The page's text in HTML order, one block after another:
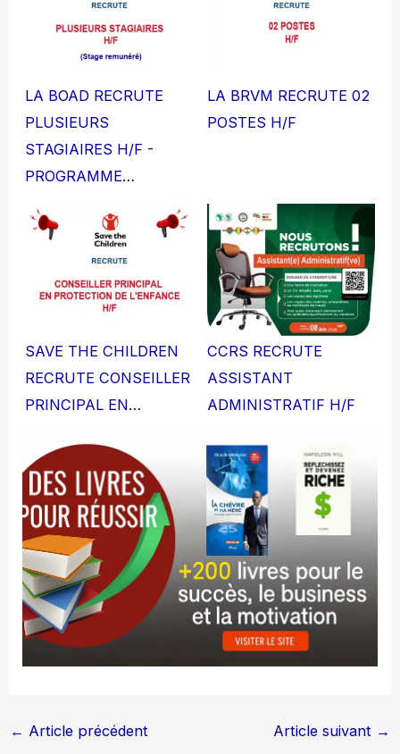
LA BOAD RECRUTE
PLUSIEURS
STAGIAIRES H/F -
PROGRAMME…
LA BRVM RECRUTE 02
POSTES H/F
SAVE THE CHILDREN
RECRUTE CONSEILLER
PRINCIPAL EN…
CCRS RECRUTE
ASSISTANT
ADMINISTRATIF H/F
← Article précédent Article suivant →